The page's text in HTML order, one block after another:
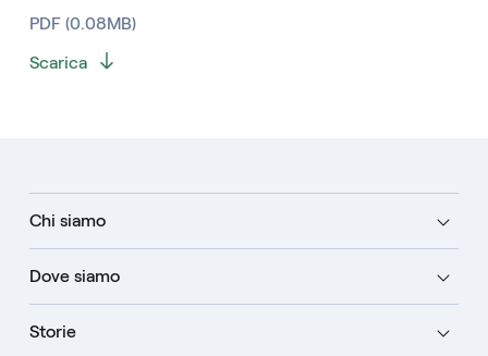
PDF (0.08MB)
Scarica
Chi siamo
Dove siamo
Storie